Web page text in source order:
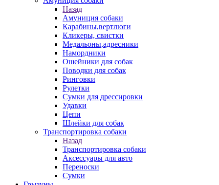
Назад
Амуниция собаки
Карабины,вертлюги
Кликеры, свистки
Медальоны,адресники
Намордники
Ошейники для собак
Поводки для собак
Ринговки
Рулетки
Сумки для дрессировки
Удавки
Цепи
Шлейки для собак
Транспортировка собаки
Назад
Транспортировка собаки
Аксессуары для авто
Переноски
Сумки